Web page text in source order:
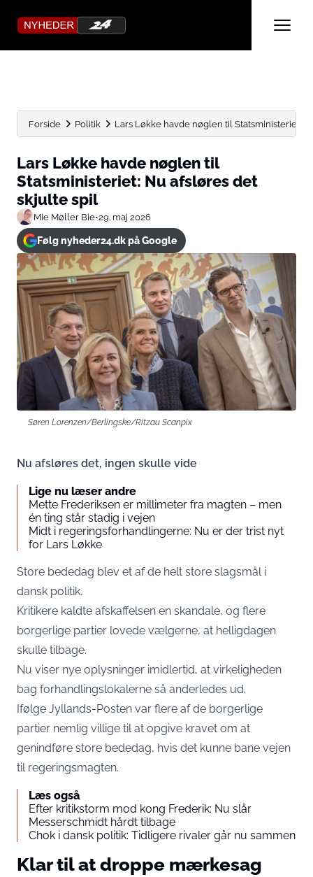
Forside Politik Lars Løkke havde nøglen til Statsministeriet:
Lars Løkke havde nøglen til
Statsministeriet: Nu afsløres det
skjulte spil
Mie Møller Bie•29. maj 2026
Følg nyheder24.dk på Google
Søren Lorenzen/Berlingske/Ritzau Scanpix
Nu afsløres det, ingen skulle vide
Lige nu læser andre
Mette Frederiksen er millimeter fra magten – men
én ting står stadig i vejen
Midt i regeringsforhandlingerne: Nu er der trist nyt
for Lars Løkke
Store bededag blev et af de helt store slagsmål i
dansk politik.
Kritikere kaldte afskaffelsen en skandale, og flere
borgerlige partier lovede vælgerne, at helligdagen
skulle tilbage.
Nu viser nye oplysninger imidlertid, at virkeligheden
bag forhandlingslokalerne så anderledes ud.
Ifølge Jyllands-Posten var flere af de borgerlige
partier nemlig villige til at opgive kravet om at
genindføre store bededag, hvis det kunne bane vejen
til regeringsmagten.
Læs også
Efter kritikstorm mod kong Frederik: Nu slår
Messerschmidt hårdt tilbage
Chok i dansk politik: Tidligere rivaler går nu sammen
Klar til at droppe mærkesag